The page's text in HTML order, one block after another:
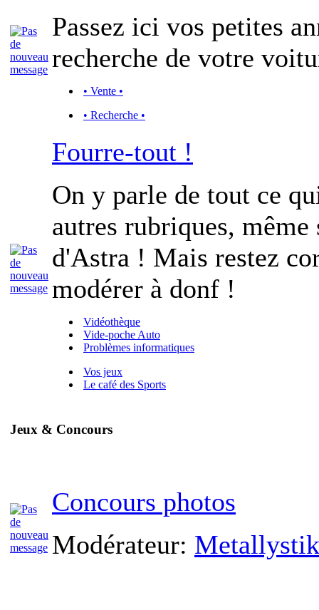
Passez ici vos petites
recherche de votre
• Vente •
• Recherche •
Fourre-tout !
On y parle de tout ce
autres rubriques, même
d'Astra ! Mais restez
modérer à donf !
Vidéothèque
Vide-poche Auto
Problèmes informatiques
Vos jeux
Le café des Sports
Jeux & Concours
Concours photos
Modérateur: